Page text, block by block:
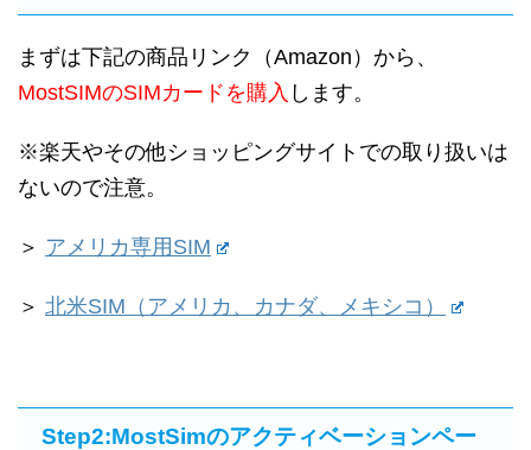
まずは下記の商品リンク（Amazon）から、
MostSIMのSIMカードを購入 します。
※楽天やその他ショッピングサイトでの取り扱いは
ないので注意。
＞ アメリカ専用SIM
＞ 北米SIM（アメリカ、カナダ、メキシコ）
Step2:MostSimのアクティベーションペー